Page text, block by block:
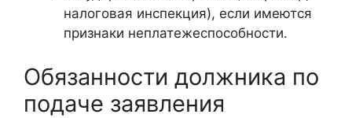
налоговая инспекция), если имеются
признаки неплатежеспособности.
Обязанности должника по
подаче заявления